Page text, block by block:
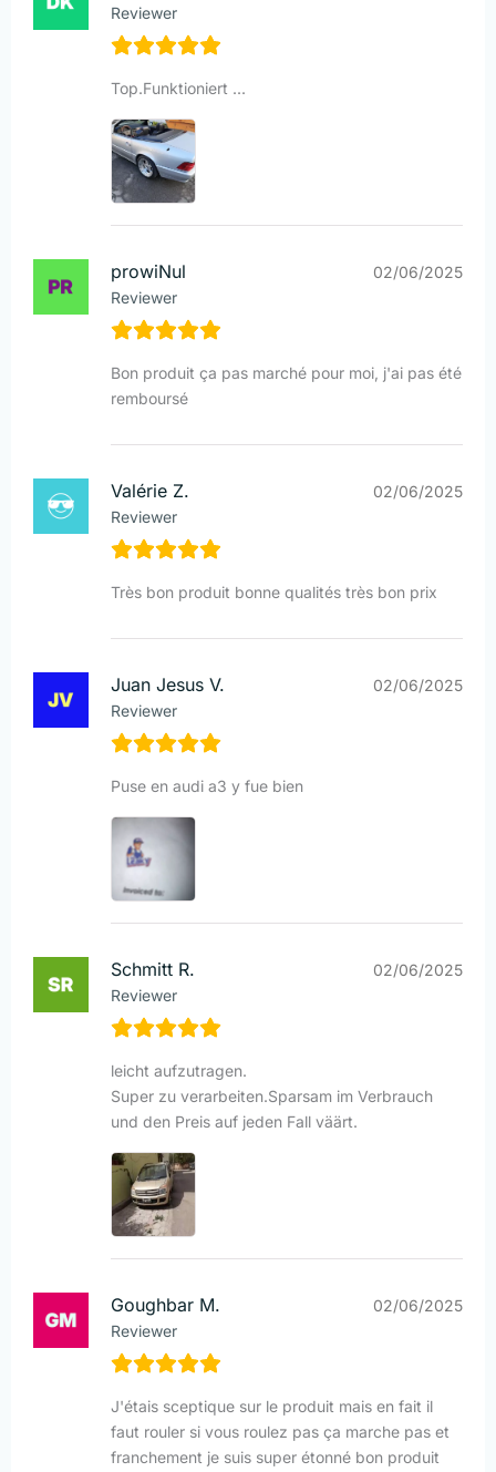
Reviewer
Top.Funktioniert ...
prowiNul
Reviewer
02/06/2025
Bon produit ça pas marché pour moi, j'ai pas été
remboursé
Valérie Z.
Reviewer
02/06/2025
Très bon produit bonne qualités très bon prix
Juan Jesus V.
Reviewer
02/06/2025
Puse en audi a3 y fue bien
Schmitt R.
Reviewer
02/06/2025
leicht aufzutragen.
Super zu verarbeiten.Sparsam im Verbrauch
und den Preis auf jeden Fall väärt.
Goughbar M.
Reviewer
02/06/2025
J'étais sceptique sur le produit mais en fait il
faut rouler si vous roulez pas ça marche pas et
franchement je suis super étonné bon produit